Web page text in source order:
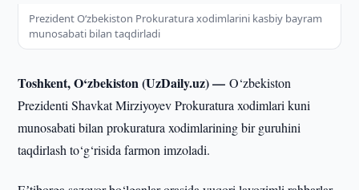
Prezident O‘zbekiston Prokuratura xodimlarini kasbiy bayram
munosabati bilan taqdirladi
Toshkent, O‘zbekiston (UzDaily.uz) —O‘zbekiston
Prezidenti Shavkat Mirziyoyev Prokuratura xodimlari kuni
munosabati bilan prokuratura xodimlarining bir guruhini
taqdirlash to‘g‘risida farmon imzoladi.